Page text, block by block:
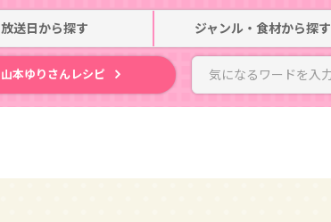
放送日から探す ジャンル・食材から探す
山本ゆりさんレシピ